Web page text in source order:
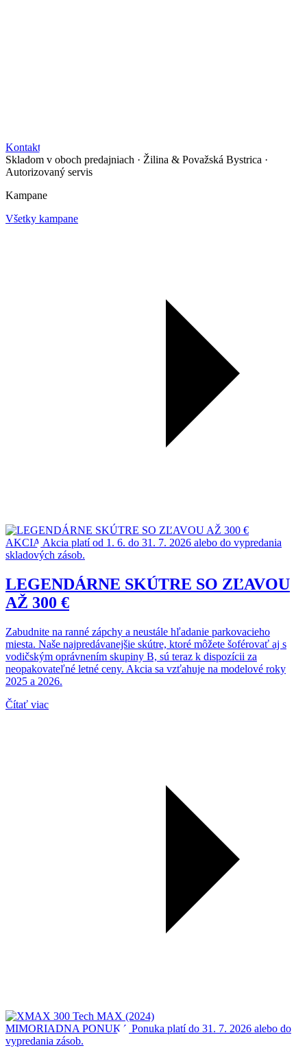
Kontakt
Skladom v oboch predajniach · Žilina & Považská Bystrica ·
Autorizovaný servis
Kampane
Všetky kampane
AKCIA Akcia platí od 1. 6. do 31. 7. 2026 alebo do vypredania
skladových zásob.
LEGENDÁRNE SKÚTRE SO ZĽAVOU
AŽ 300 €
Zabudnite na ranné zápchy a neustále hľadanie parkovacieho
miesta. Naše najpredávanejšie skútre, ktoré môžete šoférovať aj s
vodičským oprávnením skupiny B, sú teraz k dispozícii za
neopakovateľné letné ceny. Akcia sa vzťahuje na modelové roky
2025 a 2026.
Čítať viac
MIMORIADNA PONUKA Ponuka platí do 31. 7. 2026 alebo do
vypredania zásob.